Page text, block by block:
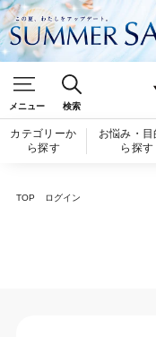
メニュー 検索
カテゴリーか
ら探す
お悩み・
ら探す
TOP ログイン